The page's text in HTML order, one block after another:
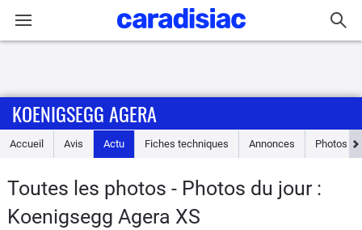
Accueil
Essais
KOENIGSEGG AGERA
Accueil Avis Actu Fiches techniques Annonces Photos
Toutes les photos - Photos du jour :
Koenigsegg Agera XS